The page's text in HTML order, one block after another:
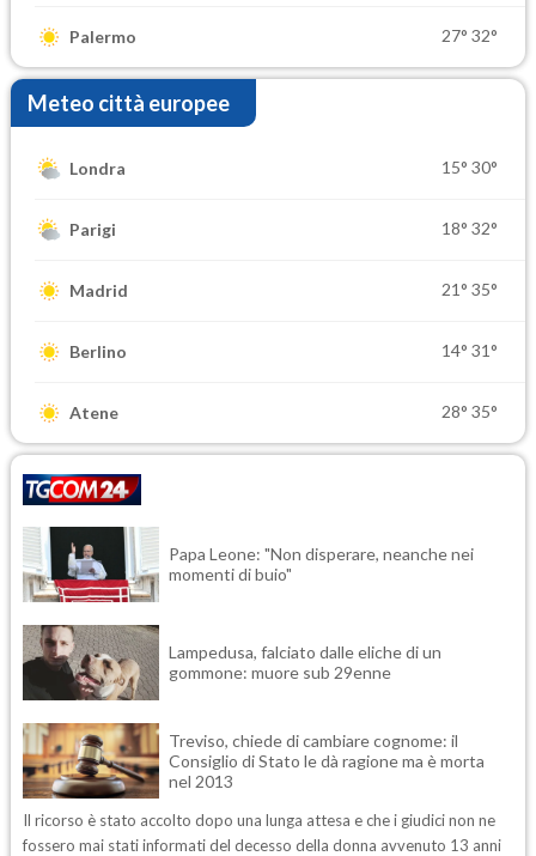
Palermo 27° 32°
Meteo città europee
Londra 15° 30°
Parigi 18° 32°
Madrid 21° 35°
Berlino 14° 31°
Atene 28° 35°
Papa Leone: "Non disperare, neanche nei
momenti di buio"
Lampedusa, falciato dalle eliche di un
gommone: muore sub 29enne
Treviso, chiede di cambiare cognome: il
Consiglio di Stato le dà ragione ma è morta
nel 2013
Il ricorso è stato accolto dopo una lunga attesa e che i giudici non ne
fossero mai stati informati del decesso della donna avvenuto 13 anni